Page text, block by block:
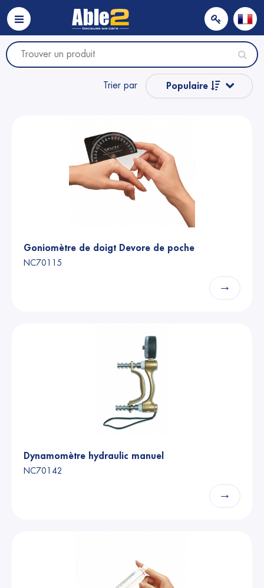
Trier par Populaire
Prix
Prix
Goniomètre de doigt Devore de poche
NC70115
→
Dynamomètre hydraulic manuel
NC70142
→